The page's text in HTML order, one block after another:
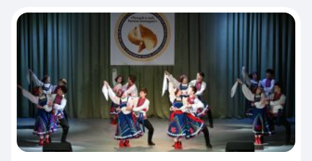
фестиваля, приведём некоторые цифры: 316
детей и 48 педагогов из 29 учреждений Москвы
и Московской области приняли участие в
фестивале….